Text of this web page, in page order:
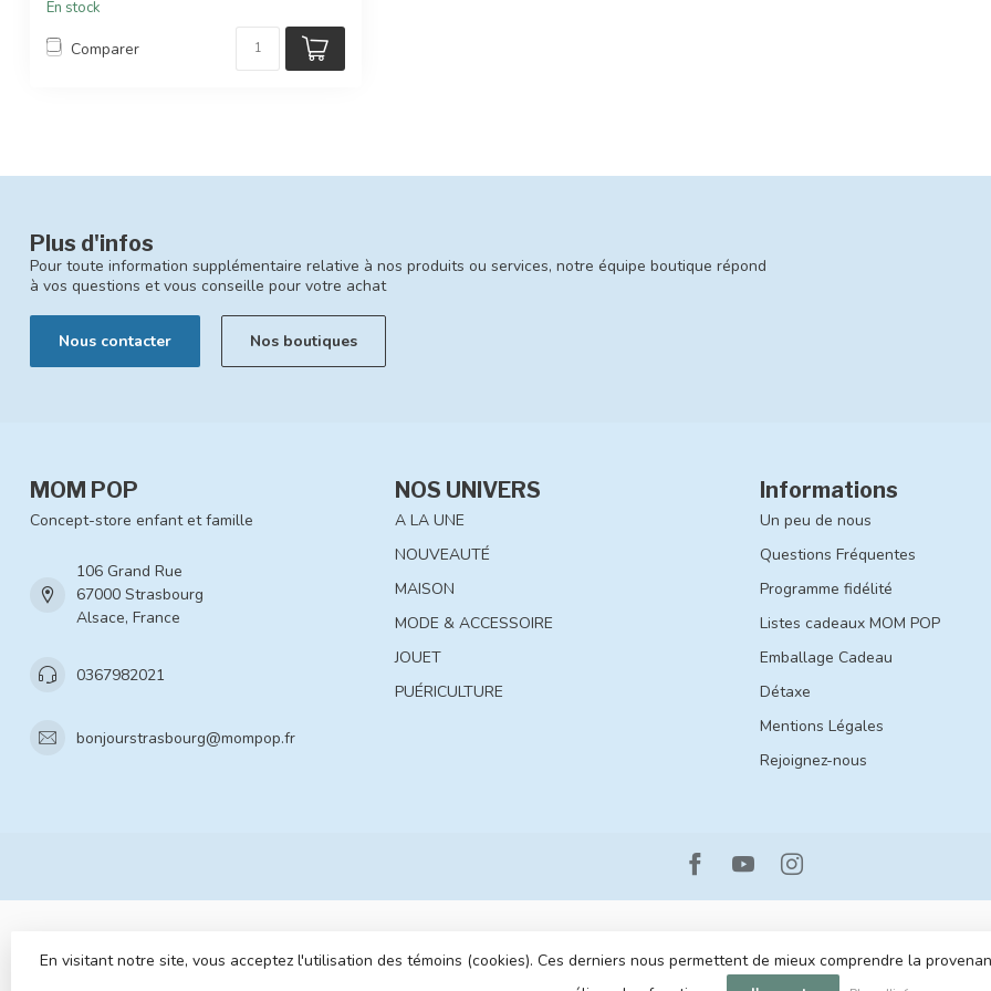
En stock
Comparer
Plus d'infos
Pour toute information supplémentaire relative à nos produits ou services, notre équipe boutique répond
à vos questions et vous conseille pour votre achat
Nous contacter Nos boutiques
MOM POP
Concept-store enfant et famille
106 Grand Rue
67000 Strasbourg
Alsace, France
0367982021
bonjourstrasbourg@mompop.fr
NOS UNIVERS
A LA UNE
NOUVEAUTÉ
MAISON
MODE & ACCESSOIRE
JOUET
PUÉRICULTURE
Informations
Un peu de nous
Questions Fréquentes
Programme fidélité
Listes cadeaux MOM POP
Emballage Cadeau
Détaxe
Mentions Légales
Rejoignez-nous
En visitant notre site, vous acceptez l'utilisation des témoins (cookies). Ces derniers nous permettent de mieux comprendre la